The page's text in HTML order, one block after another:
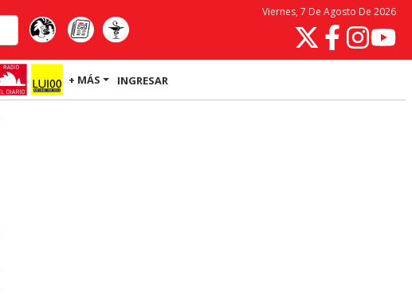
Viernes, 7 De Agosto De 2026
+ MÁS INGRESAR